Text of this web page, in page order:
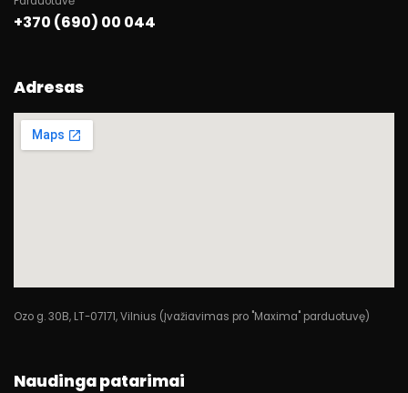
+370 (690) 00 044
Adresas
Ozo g. 30B, LT-07171, Vilnius (Įvažiavimas pro "Maxima" parduotuvę)
Naudinga patarimai